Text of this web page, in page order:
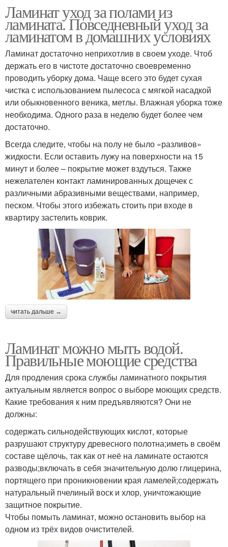
Ламинат уход за полами из
ламината. Повседневный уход за
ламинатом в домашних условиях
Ламинат достаточно неприхотлив в своем уходе. Чтоб
держать его в чистоте достаточно своевременно
проводить уборку дома. Чаще всего это будет сухая
чистка с использованием пылесоса с мягкой насадкой
или обыкновенного веника, метлы. Влажная уборка тоже
необходима. Одного раза в неделю будет более чем
достаточно.
Всегда следите, чтобы на полу не было «разливов»
жидкости. Если оставить лужу на поверхности на 15
минут и более – покрытие может вздуться. Также
нежелателен контакт ламинированных дощечек с
различными абразивными веществами, например,
песком. Чтобы этого избежать стоить при входе в
квартиру застелить коврик.
читать дальше →
Ламинат можно мыть водой.
Правильные моющие средства
Для продления срока службы ламинатного покрытия
актуальным является вопрос о выборе моющих средств.
Какие требования к ним предъявляются? Они не
должны:
содержать сильнодействующих кислот, которые
разрушают структуру древесного полотна;иметь в своём
составе щёлочь, так как от неё на ламинате остаются
разводы;включать в себя значительную долю глицерина,
портящего при проникновении края ламелей;содержать
натуральный пчелиный воск и хлор, уничтожающие
защитное покрытие.
Чтобы помыть ламинат, можно остановить выбор на
одном из трёх видов очистителей.